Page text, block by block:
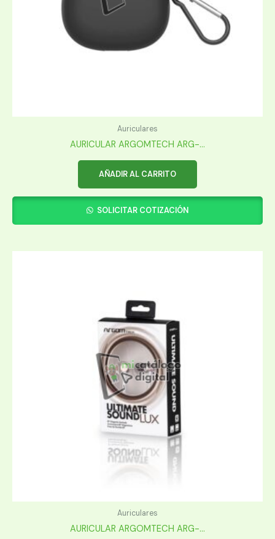
Auriculares
AURICULAR ARGOMTECH ARG-...
AÑADIR AL CARRITO
SOLICITAR COTIZACIÓN
Auriculares
AURICULAR ARGOMTECH ARG-...